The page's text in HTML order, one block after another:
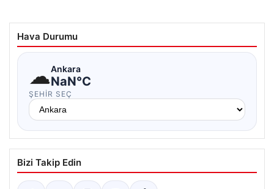
Hava Durumu
☁Ankara
NaN°C
ŞEHIR SEÇ
Bizi Takip Edin